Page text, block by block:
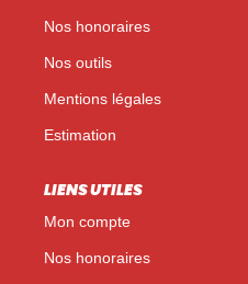
Nos honoraires
Nos outils
Mentions légales
Estimation
LIENS UTILES
Mon compte
Nos honoraires